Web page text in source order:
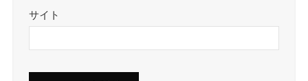
サイト